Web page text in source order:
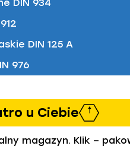
M16
DIN 934
DIN 125 A
976
u Ciebie
magazyn. Klik –